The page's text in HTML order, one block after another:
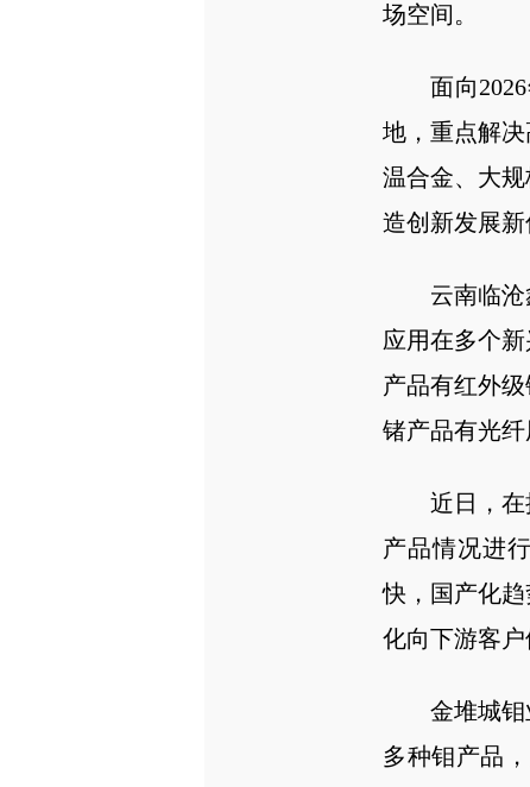
场空间。
面向
地，重点解
温合金、大
造创新发展新
云南临
应用在多个
产品有红外
锗产品有光
近日，
产品情况进
快，国产化
化向下游客
金堆城
多种钼产品